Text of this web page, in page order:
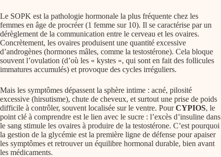
Le SOPK est la pathologie hormonale la plus fréquente chez les
femmes en âge de procréer (1 femme sur 10). Il se caractérise par un
dérèglement de la communication entre le cerveau et les ovaires.
Concrètement, les ovaires produisent une quantité excessive
d’androgènes (hormones mâles, comme la testostérone). Cela bloque
souvent l’ovulation (d’où les « kystes », qui sont en fait des follicules
immatures accumulés) et provoque des cycles irréguliers.
Mais les symptômes dépassent la sphère intime : acné, pilosité
excessive (hirsutisme), chute de cheveux, et surtout une prise de poids
difficile à contrôler, souvent localisée sur le ventre. PourCYPIOS, le
point clé à comprendre est le lien avec le sucre : l’excès d’insuline dans
le sang stimule les ovaires à produire de la testostérone. C’est pourquoi
la gestion de la glycémie est la première ligne de défense pour apaiser
les symptômes et retrouver un équilibre hormonal durable, bien avant
les médicaments.